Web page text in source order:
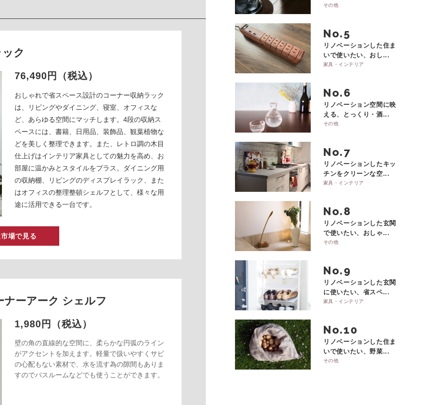
ク
76,490円（税込）
おしゃれで省スペース設計のコーナー収納ラック
は、リビングやダイニング、寝室、オフィスな
ど、あらゆる空間にマッチします。4段の収納ス
ペースには、書籍、日用品、装飾品、観葉植物な
どを美しく整理できます。また、レトロ調の木目
仕上げはインテリア家具としての魅力を高め、お
部屋に温かみとスタイルをプラス。ダイニング用
の収納棚、リビングのディスプレイラック、また
はオフィスの整理整頓シェルフとして、様々な用
途に活用できる一台です。
場で見る
ーアーク シェルフ
1,980円（税込）
壁の角の直線的な空間に、柔らかな円弧のライン
がアクセントを加えます。軽量で扱いやすくサビ
の心配もない素材で、水を流す為の隙間もありま
すのでバスルームなどでも使うことができます。
その他
No.
リノベーションした住ま
いで使いたい、おし...
家具・インテリア
No.
リノベーション空間に映
える、とっくり・酒...
その他
No.
リノベーションしたキッ
チンをクリーンな空...
家具・インテリア
No.
リノベーションした玄関
で使いたい、おしゃ...
その他
No.
リノベーションした玄関
に使いたい、省スペ...
家具・インテリア
No.
リノベーションした住ま
いで使いたい、野菜...
その他